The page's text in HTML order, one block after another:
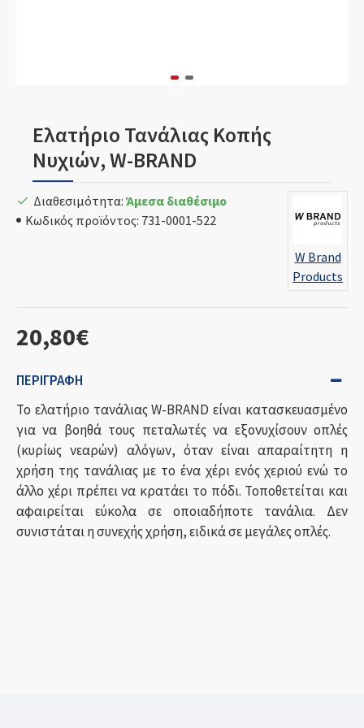
Ελατήριο Τανάλιας Κοπής
Νυχιών, W-BRAND
20,80€
Διαθεσιμότητα: Άμεσα διαθέσιμο
Κωδικός προϊόντος: 731-0001-522
W Brand
Products
ΠΕΡΙΓΡΑΦΉ
Το ελατήριο τανάλιας W-BRAND είναι κατασκευασμένο
για να βοηθά τους πεταλωτές να εξονυχίσουν οπλές
(κυρίως νεαρών) αλόγων, όταν είναι απαραίτητη η
χρήση της τανάλιας με το ένα χέρι ενός χεριού ενώ το
άλλο χέρι πρέπει να κρατάει το πόδι. Τοποθετείται και
αφαιρείται εύκολα σε οποιαδήποτε τανάλια. Δεν
συνιστάται η συνεχής χρήση, ειδικά σε μεγάλες οπλές.